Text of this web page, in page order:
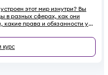
этот мир изнутри? Вы
в разных сферах, как они
какие права и обязанности у
курс